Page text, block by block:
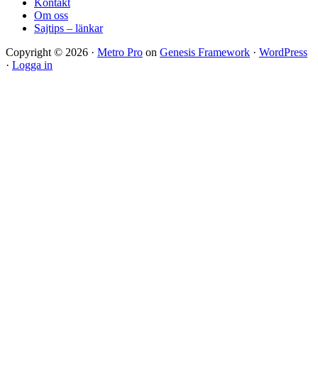
Kontakt
Om oss
Sajtips – länkar
Copyright © 2026 · Metro Pro on Genesis Framework · WordPress
· Logga in